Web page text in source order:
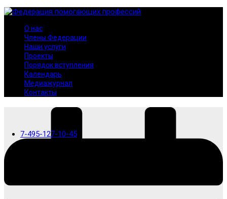
7-495-127-10-45
О нас
Члены Федерации
Наши услуги
Проекты
Порядок вступления
Календарь
Медиажурнал
Контакты